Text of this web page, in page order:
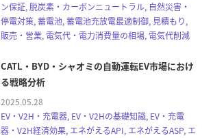
ン保証, 脱炭素・カーボンニュートラル, 自然災害・
停電対策, 蓄電池, 蓄電池充放電最適制御, 見積もり,
販売・営業, 電気代・電力消費量の相場, 電気代削減
CATL・BYD・シャオミの自動運転EV市場におけ
る戦略分析
2025.05.28
EV・V2H・充電器, EV・V2Hの基礎知識, EV・充電
器・V2H経済効果, エネがえるAPI, エネがえるASP, エ